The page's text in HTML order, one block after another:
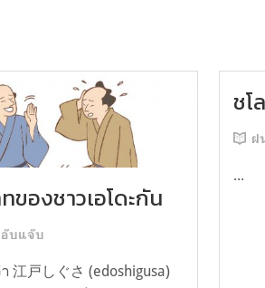
ของชาวเอโดะกัน
บแจ๊บ
江戸しぐさ (edoshigusa)
ชโ
ฝ
...